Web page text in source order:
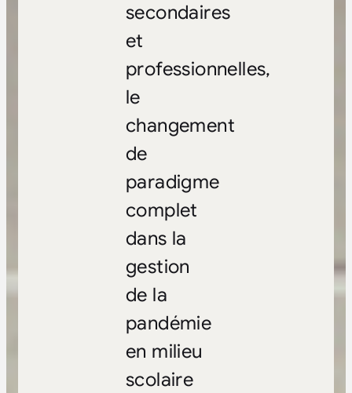
secondaires
et
professionnelles,
le
changement
de
paradigme
complet
dans la
gestion
de la
pandémie
en milieu
scolaire